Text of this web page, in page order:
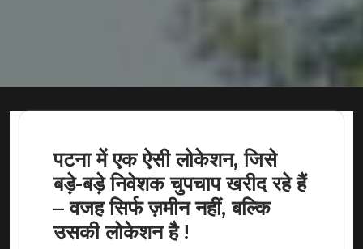
पटना में एक ऐसी लोकेशन, जिसे
बड़े-बड़े निवेशक चुपचाप खरीद रहे हैं
– वजह सिर्फ ज़मीन नहीं, बल्कि
उसकी लोकेशन है !